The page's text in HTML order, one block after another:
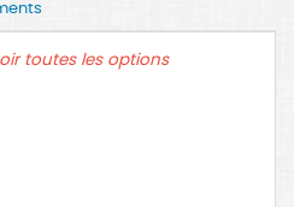
toutes les options